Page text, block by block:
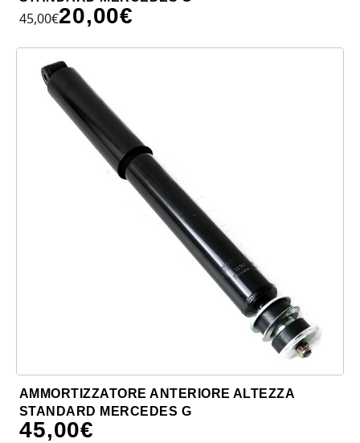
45,00€20,00€
AMMORTIZZATORE ANTERIORE ALTEZZA
STANDARD MERCEDES G
45,00€